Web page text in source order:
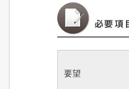
要望